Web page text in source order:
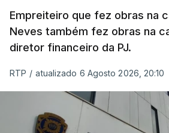
Empreiteiro que fez obras na
Neves também fez obras na
diretor financeiro da PJ.
RTP / atualizado 6 Agosto 2026, 20:10